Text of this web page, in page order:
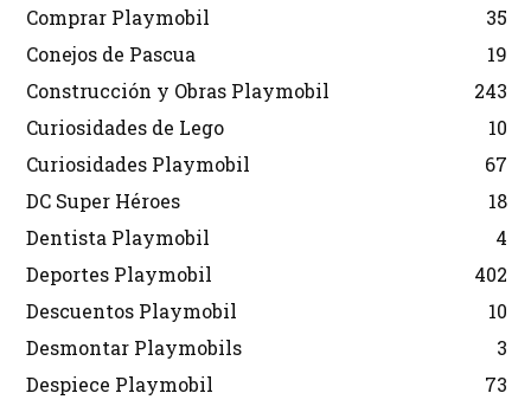
Comprar Playmobil
35
Conejos de Pascua
19
Construcción y Obras Playmobil
243
Curiosidades de Lego
10
Curiosidades Playmobil
67
DC Super Héroes
18
Dentista Playmobil
4
Deportes Playmobil
402
Descuentos Playmobil
10
Desmontar Playmobils
3
Despiece Playmobil
73